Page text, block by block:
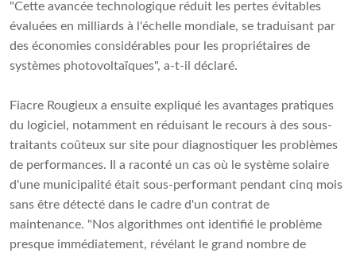
"Cette avancée technologique réduit les pertes évitables
évaluées en milliards à l'échelle mondiale, se traduisant par
des économies considérables pour les propriétaires de
systèmes photovoltaïques", a-t-il déclaré.
Fiacre Rougieux a ensuite expliqué les avantages pratiques
du logiciel, notamment en réduisant le recours à des sous-
traitants coûteux sur site pour diagnostiquer les problèmes
de performances. Il a raconté un cas où le système solaire
d'une municipalité était sous-performant pendant cinq mois
sans être détecté dans le cadre d'un contrat de
maintenance. "Nos algorithmes ont identifié le problème
presque immédiatement, révélant le grand nombre de